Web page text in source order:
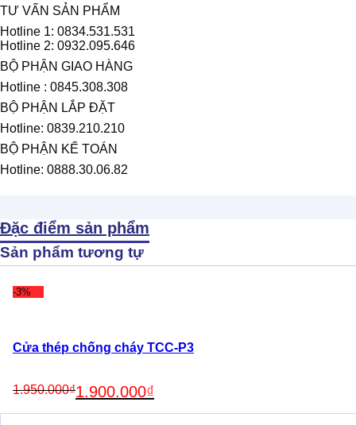
TƯ VẤN SẢN PHẨM
Hotline 1: 0834.531.531
Hotline 2: 0932.095.646
BỘ PHẬN GIAO HÀNG
Hotline : 0845.308.308
BỘ PHẬN LẮP ĐẶT
Hotline: 0839.210.210
BỘ PHẬN KẾ TOÁN
Hotline: 0888.30.06.82
Đặc điểm sản phẩm
Sản phẩm tương tự
-3%
Cửa thép chống cháy TCC-P3
1.950.000₫
price
was:
1.900.000₫
price
is: